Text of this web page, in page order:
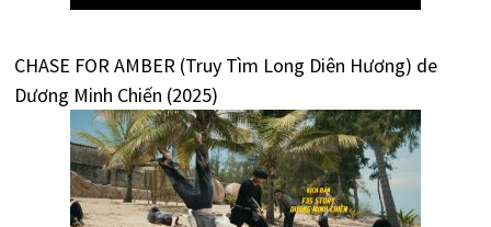
CHASE FOR AMBER (Truy Tìm Long Diên Hương) de
Dương Minh Chiến (2025)